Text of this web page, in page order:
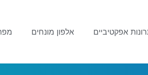
אפקטיביים אלפון מונחים